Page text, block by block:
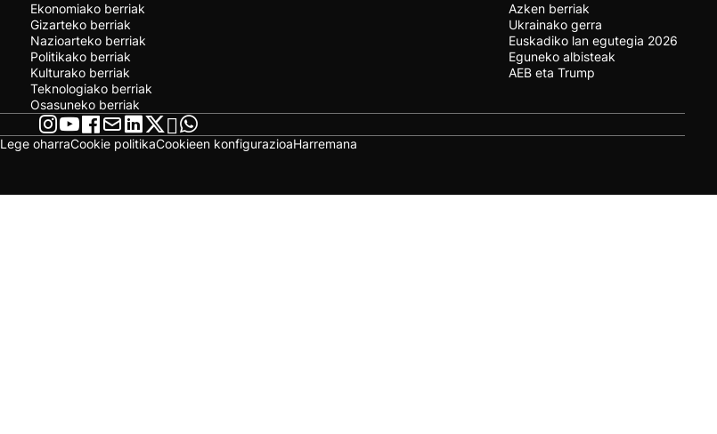
Ekonomiako berriak
Gizarteko berriak
Nazioarteko berriak
Politikako berriak
Kulturako berriak
Teknologiako berriak
Osasuneko berriak
Azken berriak
Ukrainako gerra
Euskadiko lan egutegia 2026
Eguneko albisteak
AEB eta Trump
Lege oharraCookie politikaCookieen konfigurazioaHarremana